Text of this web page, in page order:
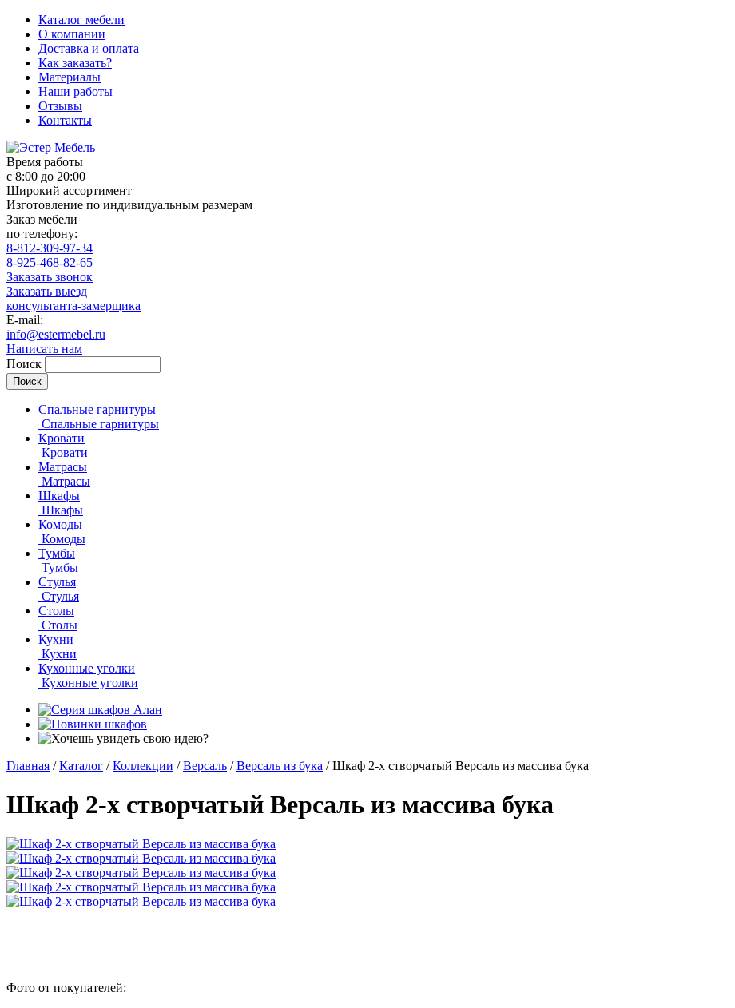
Каталог мебели
О компании
Доставка и оплата
Как заказать?
Материалы
Наши работы
Отзывы
Контакты
Время работы
с 8:00 до 20:00
Широкий ассортимент
Изготовление по индивидуальным размерам
Заказ мебели
по телефону:
8-812-309-97-34
8-925-468-82-65
Заказать звонок
Заказать выезд
консультанта-замерщика
E-mail:
info@estermebel.ru
Написать нам
Поиск
Спальные гарнитуры
Спальные гарнитуры
Кровати
Кровати
Матрасы
Матрасы
Шкафы
Шкафы
Комоды
Комоды
Тумбы
Тумбы
Стулья
Стулья
Столы
Столы
Кухни
Кухни
Кухонные уголки
Кухонные уголки
Главная / Каталог / Коллекции / Версаль / Версаль из бука / Шкаф 2-х створчатый Версаль из массива бука
Шкаф 2-х створчатый Версаль из массива бука
Фото от покупателей: